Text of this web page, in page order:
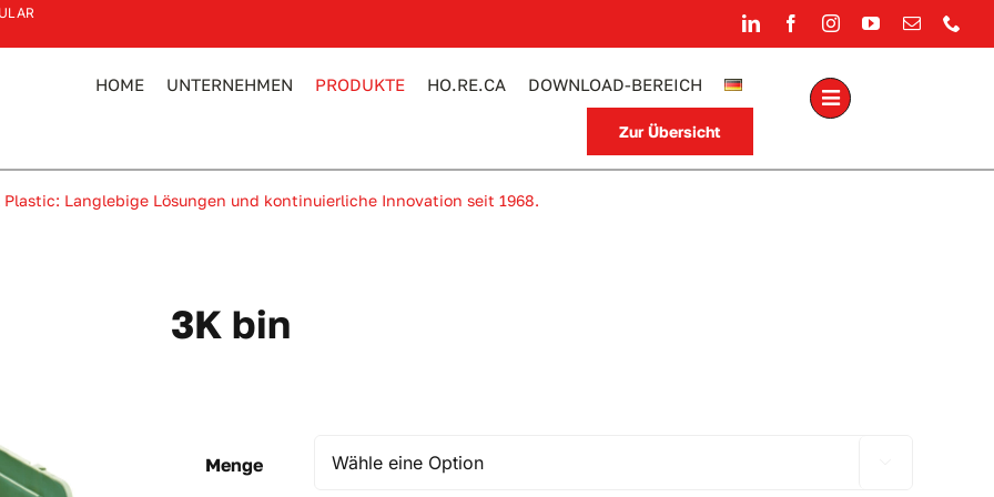
HOME UNTERNEHMEN PRODUKTE HO.RE.CA DOWNLOAD-BEREICH
Zur Übersicht
Plastic: Langlebige Lösungen und kontinuierliche Innovation seit 1968.
3K bin
Menge